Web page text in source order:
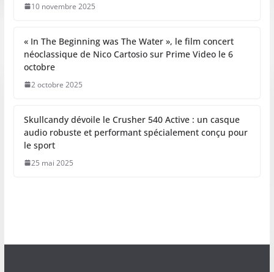
10 novembre 2025
« In The Beginning was The Water », le film concert
néoclassique de Nico Cartosio sur Prime Video le 6
octobre
2 octobre 2025
Skullcandy dévoile le Crusher 540 Active : un casque
audio robuste et performant spécialement conçu pour
le sport
25 mai 2025